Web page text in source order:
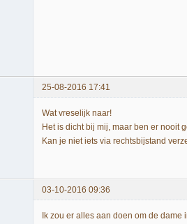
25-08-2016 17:41
Wat vreselijk naar!
Het is dicht bij mij, maar ben er nooit
Kan je niet iets via rechtsbijstand
03-10-2016 09:36
Ik zou er alles aan doen om de